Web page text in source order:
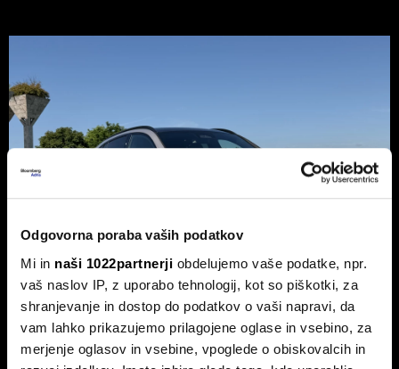
Odgovorna poraba vaših podatkov
Mi in naši 1022partnerji obdelujemo vaše podatke, npr.
vaš naslov IP, z uporabo tehnologij, kot so piškotki, za
shranjevanje in dostop do podatkov o vaši napravi, da
vam lahko prikazujemo prilagojene oglase in vsebino, za
merjenje oglasov in vsebine, vpoglede o obiskovalcih in
Novi mercedes-benz GLC: Tvegana